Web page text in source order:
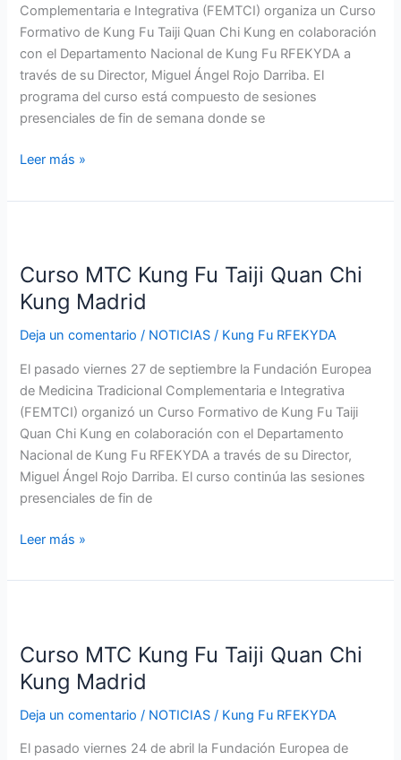
Complementaria e Integrativa (FEMTCI) organiza un Curso
Formativo de Kung Fu Taiji Quan Chi Kung en colaboración
con el Departamento Nacional de Kung Fu RFEKYDA a
través de su Director, Miguel Ángel Rojo Darriba. El
programa del curso está compuesto de sesiones
presenciales de fin de semana donde se
Madrid
2025/26
Leer más »
Curso MTC Kung Fu Taiji Quan Chi
Kung Madrid
Deja un comentario / NOTICIAS / Kung Fu RFEKYDA
El pasado viernes 27 de septiembre la Fundación Europea
de Medicina Tradicional Complementaria e Integrativa
(FEMTCI) organizó un Curso Formativo de Kung Fu Taiji
Quan Chi Kung en colaboración con el Departamento
Nacional de Kung Fu RFEKYDA a través de su Director,
Miguel Ángel Rojo Darriba. El curso continúa las sesiones
presenciales de fin de
Kung
Fu
Quan
Kung
Madrid
Leer más »
Curso MTC Kung Fu Taiji Quan Chi
Kung Madrid
Deja un comentario / NOTICIAS / Kung Fu RFEKYDA
El pasado viernes 24 de abril la Fundación Europea de
Kung
Fu
Quan
Chi